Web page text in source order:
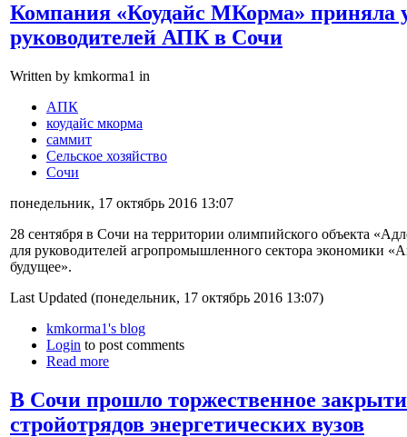
Компания «Коудайс МКорма» приняла
руководителей АПК в Сочи
Written by kmkorma1 in
АПК
коудайс мкорма
саммит
Сельское хозяйство
Сочи
понедельник, 17 октябрь 2016 13:07
28 сентября в Сочи на территории олимпийского объекта
для руководителей агропромышленного сектора экономики
будущее».
Last Updated (понедельник, 17 октябрь 2016 13:07)
kmkorma1's blog
Login to post comments
Read more
В Сочи прошло торжественное
стройотрядов энергетических вузов